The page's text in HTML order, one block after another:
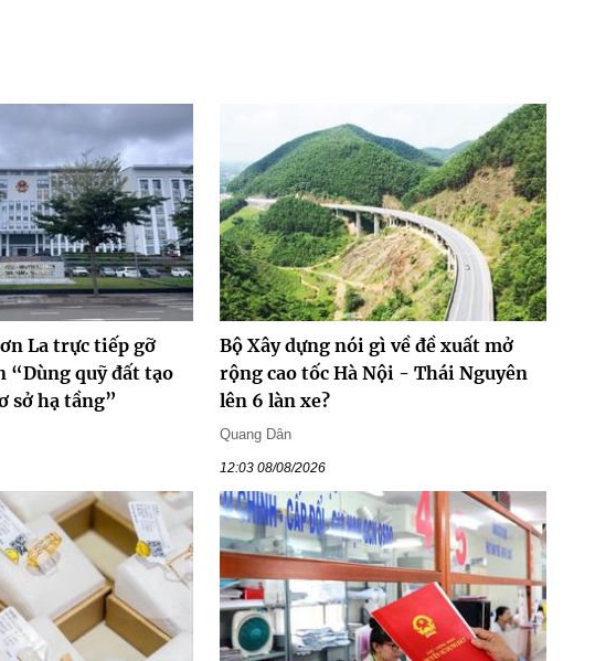
La trực tiếp gỡ
“Dùng quỹ đất tạo
sở hạ tầng”
Bộ Xây dựng nói gì về đề xuất mở
rộng cao tốc Hà Nội - Thái Nguyên
lên 6 làn xe?
Quang Dân
12:03 08/08/2026